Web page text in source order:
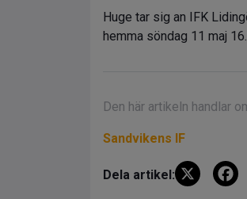
Huge tar sig an IFK
hemma söndag 11 maj
Den här artikeln handlar
Sandvikens IF
Dela artikel: X